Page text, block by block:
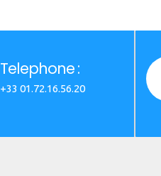
Telephone :
+33 01.72.16.56.20